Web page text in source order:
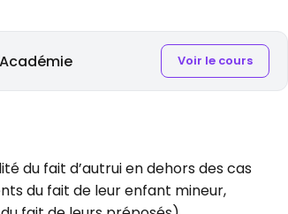
Voir le cours
du fait d’autrui en dehors des cas
du fait de leur enfant mineur,